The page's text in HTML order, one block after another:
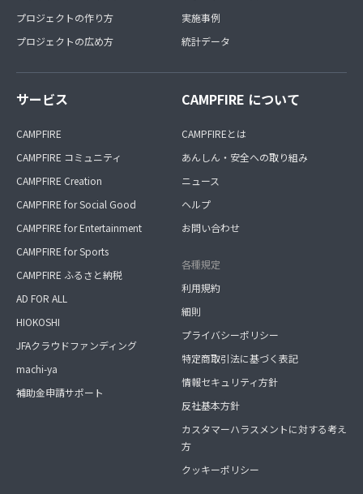
プロジェクトの作り方
プロジェクトの広め方
実施事例
統計データ
サービス
CAMPFIRE
CAMPFIRE コミュニティ
CAMPFIRE Creation
CAMPFIRE for Social Good
CAMPFIRE for Entertainment
CAMPFIRE for Sports
CAMPFIRE ふるさと納税
AD FOR ALL
HIOKOSHI
JFAクラウドファンディング
machi-ya
補助金申請サポート
CAMPFIRE について
CAMPFIREとは
あんしん・安全への取り組み
ニュース
ヘルプ
お問い合わせ
各種規定
利用規約
細則
プライバシーポリシー
特定商取引法に基づく表記
情報セキュリティ方針
反社基本方針
カスタマーハラスメントに対する考え
方
クッキーポリシー